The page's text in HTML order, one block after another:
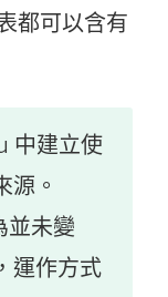
都可以含有
中建立使
源。
並未變
運作方式